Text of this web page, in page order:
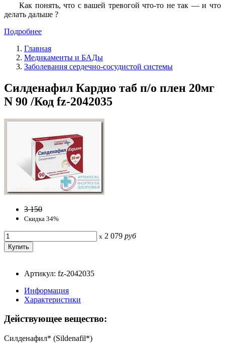
Как понять, что с вашей тревогой что-то не так — и что
делать дальше ?
Подробнее
Главная
Медикаменты и БАДы
Заболевания сердечно-сосудистой системы
Силденафил Кардио таб п/о плен 20мг
N 90 /Код fz-2042035
3 150
Скидка 34%
x 2 079 руб
Артикул: fz-2042035
Информация
Характеристики
Действующее вещество:
Силденафил* (Sildenafil*)